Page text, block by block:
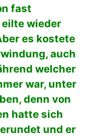
fast
wieder
es kostete
auch
welcher
war, unter
denn von
hatte sich
und er